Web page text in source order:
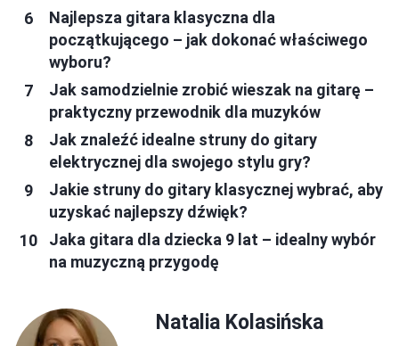
Najlepsza gitara klasyczna dla
początkującego – jak dokonać właściwego
wyboru?
Jak samodzielnie zrobić wieszak na gitarę –
praktyczny przewodnik dla muzyków
Jak znaleźć idealne struny do gitary
elektrycznej dla swojego stylu gry?
Jakie struny do gitary klasycznej wybrać, aby
uzyskać najlepszy dźwięk?
Jaka gitara dla dziecka 9 lat – idealny wybór
na muzyczną przygodę
Natalia Kolasińska